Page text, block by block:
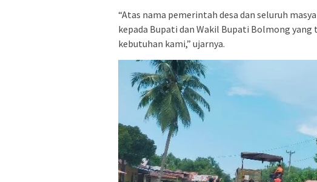
“Atas nama pemerintah desa dan seluruh
kepada Bupati dan Wakil Bupati Bolmong
kebutuhan kami,” ujarnya.